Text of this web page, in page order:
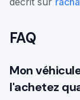
FAQ
Mon
l'achetez